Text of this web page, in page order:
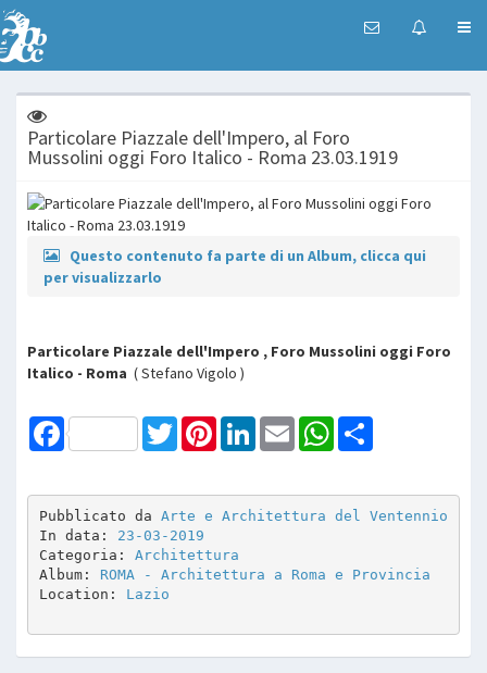
Particolare Piazzale dell'Impero, al Foro
Mussolini oggi Foro Italico - Roma 23.03.1919
Questo contenuto fa parte di un Album, clicca qui
per visualizzarlo
Particolare Piazzale dell'Impero , Foro Mussolini oggi Foro
Italico - Roma ( Stefano Vigolo )
Facebook TwitterPinterestLinkedInEmail WhatsApp
Pubblicato da Arte e Architettura del Ventennio
In data: 23-03-2019
Categoria: Architettura
Album: ROMA - Architettura a Roma e Provincia
Location: Lazio